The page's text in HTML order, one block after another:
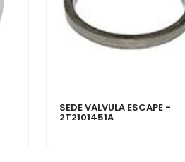
SEDE VALVULA ESCAPE -
2T2101451A